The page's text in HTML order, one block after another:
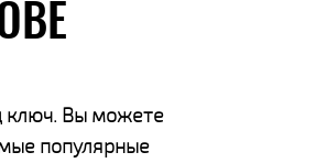
ключ. Вы можете
популярные